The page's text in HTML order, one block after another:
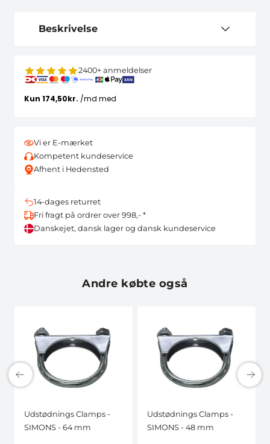
Beskrivelse
2400+ anmeldelser
Vi er E-mærket
Kompetent kundeservice
Afhent i Hedensted
14-dages returret
Fri fragt på ordrer over 998,- *
Danskejet, dansk lager og dansk kundeservice
Andre købte også
Udstødnings Clamps -
SIMONS - 64 mm
Udstødnings Clamps -
SIMONS - 48 mm